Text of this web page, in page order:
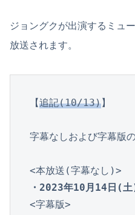
ジョングクが出演するミュ
放送されます。
【追記(10/13)】
字幕なしおよび字幕版
・2023年10月14日(